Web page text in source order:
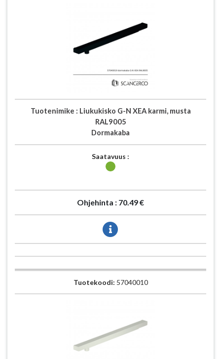
Tuotenimike : Liukukisko G-N XEA karmi, musta
RAL9005
Dormakaba
Saatavuus :
Ohjehinta : 70.49 €
Tuotekoodi: 57040010